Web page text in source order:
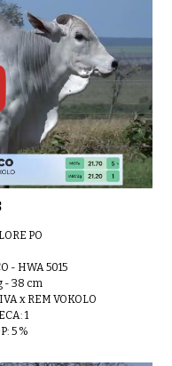
PO
- HWA 5015
- 38 cm
x REM VOKOLO
1
5 %